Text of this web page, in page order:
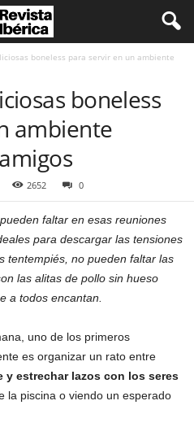
boneless para servir en un ambiente
boneless
ambiente
2652 0
faltar en esas reuniones
para descargar las tensiones
tentempiés, no pueden faltar las
las alitas de pollo sin hueso
a todos encantan.
uno de los primeros
es organizar un rato entre
y estrechar lazos con los seres
la piscina o viendo un esperado